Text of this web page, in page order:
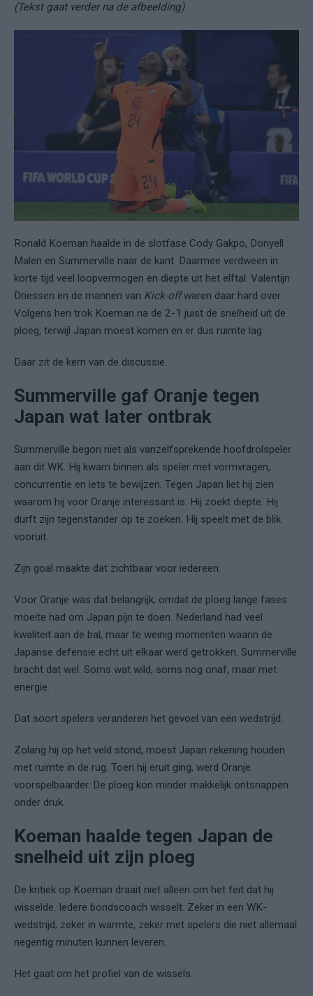
(Tekst gaat verder na de afbeelding)
Ronald Koeman haalde in de slotfase Cody Gakpo, Donyell
Malen en Summerville naar de kant. Daarmee verdween in
korte tijd veel loopvermogen en diepte uit het elftal. Valentijn
Driessen en de mannen van Kick-offwaren daar hard over.
Volgens hen trok Koeman na de 2-1 juist de snelheid uit de
ploeg, terwijl Japan moest komen en er dus ruimte lag.
Daar zit de kern van de discussie.
Summerville gaf Oranje tegen
Japan wat later ontbrak
Summerville begon niet als vanzelfsprekende hoofdrolspeler
aan dit WK. Hij kwam binnen als speler met vormvragen,
concurrentie en iets te bewijzen. Tegen Japan liet hij zien
waarom hij voor Oranje interessant is. Hij zoekt diepte. Hij
durft zijn tegenstander op te zoeken. Hij speelt met de blik
vooruit.
Zijn goal maakte dat zichtbaar voor iedereen.
Voor Oranje was dat belangrijk, omdat de ploeg lange fases
moeite had om Japan pijn te doen. Nederland had veel
kwaliteit aan de bal, maar te weinig momenten waarin de
Japanse defensie echt uit elkaar werd getrokken. Summerville
bracht dat wel. Soms wat wild, soms nog onaf, maar met
energie.
Dat soort spelers veranderen het gevoel van een wedstrijd.
Zolang hij op het veld stond, moest Japan rekening houden
met ruimte in de rug. Toen hij eruit ging, werd Oranje
voorspelbaarder. De ploeg kon minder makkelijk ontsnappen
onder druk.
Koeman haalde tegen Japan de
snelheid uit zijn ploeg
De kritiek op Koeman draait niet alleen om het feit dat hij
wisselde. Iedere bondscoach wisselt. Zeker in een WK-
wedstrijd, zeker in warmte, zeker met spelers die niet allemaal
negentig minuten kunnen leveren.
Het gaat om het profiel van de wissels.